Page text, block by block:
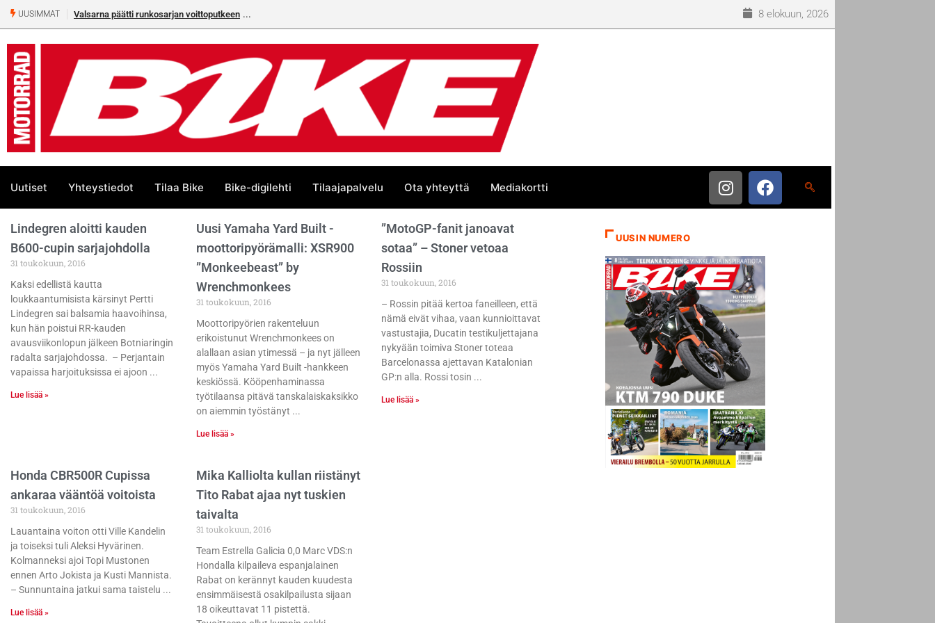
UUSIMMAT Valsarna päätti runkosarjan voittoputkeen 8 elokuun, 2026
Uutiset Yhteystiedot Tilaa Bike Bike-digilehti Tilaajapalvelu Ota yhteyttä Mediakortti
Lindegren aloitti kauden
B600-cupin sarjajohdolla
31 toukokuun, 2016
Kaksi edellistä kautta
loukkaantumisista kärsinyt Pertti
Lindegren sai balsamia haavoihinsa,
kun hän poistui RR-kauden
avausviikonlopun jälkeen Botniaringin
radalta sarjajohdossa. – Perjantain
vapaissa harjoituksissa ei ajoon
Lue lisää »
Uusi Yamaha Yard Built -
moottoripyörämalli: XSR900
”Monkeebeast” by
Wrenchmonkees
31 toukokuun, 2016
Moottoripyörien rakenteluun
erikoistunut Wrenchmonkees on
alallaan asian ytimessä – ja nyt jälleen
myös Yamaha Yard Built -hankkeen
keskiössä. Kööpenhaminassa
työtilaansa pitävä tanskalaiskaksikko
on aiemmin työstänyt
Lue lisää »
”MotoGP-fanit janoavat
sotaa” – Stoner vetoaa
Rossiin
31 toukokuun, 2016
– Rossin pitää kertoa faneilleen, että
nämä eivät vihaa, vaan kunnioittavat
vastustajia, Ducatin testikuljettajana
nykyään toimiva Stoner toteaa
Barcelonassa ajettavan Katalonian
GP:n alla. Rossi tosin
Lue lisää »
Honda CBR500R Cupissa
ankaraa vääntöä voitoista
31 toukokuun, 2016
Lauantaina voiton otti Ville Kandelin
ja toiseksi tuli Aleksi Hyvärinen.
Kolmanneksi ajoi Topi Mustonen
ennen Arto Jokista ja Kusti Mannista.
– Sunnuntaina jatkui sama taistelu
Lue lisää »
Mika Kalliolta kullan riistänyt
Tito Rabat ajaa nyt tuskien
taivalta
31 toukokuun, 2016
Team Estrella Galicia 0,0 Marc VDS:n
Hondalla kilpaileva espanjalainen
Rabat on kerännyt kauden kuudesta
ensimmäisestä osakilpailusta sijaan
18 oikeuttavat 11 pistettä.
UUSIN NUMERO